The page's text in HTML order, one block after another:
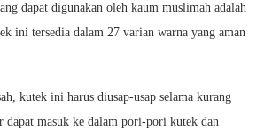
dapat digunakan oleh kaum muslimah adalah
ini tersedia dalam 27 varian warna yang aman
kutek ini harus diusap-usap selama kurang
dapat masuk ke dalam pori-pori kutek dan